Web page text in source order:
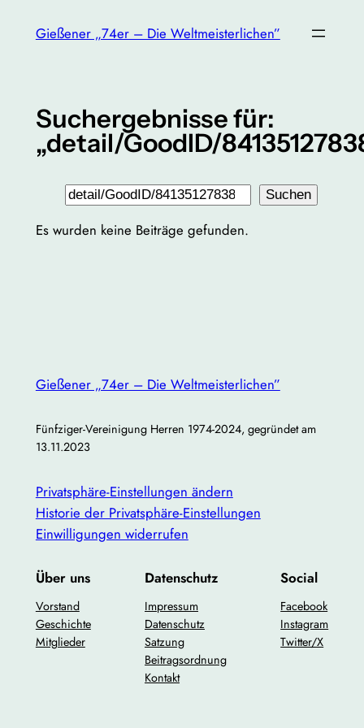
InhaltGießener „74er – Die Weltmeisterlichen”
Suchergebnisse für:
„detail/GoodID/
Suchen Suchen
Es wurden keine Beiträge gefunden.
Gießener „74er – Die Weltmeisterlichen”
Fünfziger-Vereinigung Herren 1974-2024, gegründet am
13.11.2023
Privatsphäre-Einstellungen ändern
Historie der Privatsphäre-Einstellungen
Einwilligungen widerrufen
Über uns
Vorstand
Geschichte
Mitglieder
Datenschutz
Impressum
Datenschutz
Satzung
Beitragsordnung
Kontakt
Social
Facebook
Instagram
Twitter/X